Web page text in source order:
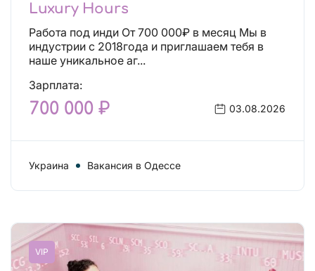
Luxury Hours
Работа под инди От 700 000₽ в месяц Мы в
индустрии с 2018года и приглашаем тебя в
наше уникальное аг...
Зарплата:
700 000 ₽ 03.08.2026
Украина Вакансия в Одессе
VIP